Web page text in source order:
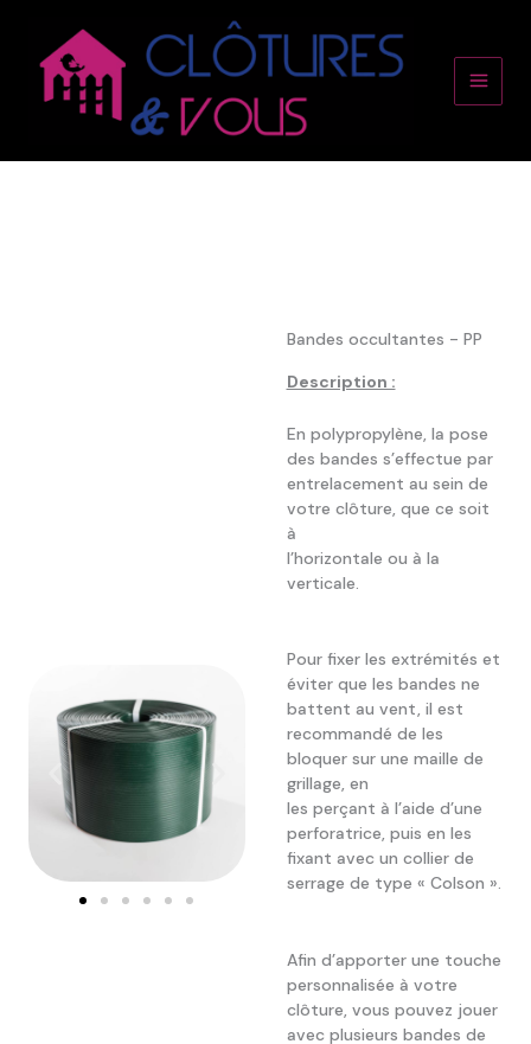
contenu
Menu
Bandes occultantes - PP
Description :
En polypropylène, la pose
des bandes s’effectue par
entrelacement au sein de
votre clôture, que ce soit
à
l’horizontale ou à la
verticale.
Pour fixer les extrémités et
éviter que les bandes ne
battent au vent, il est
recommandé de les
bloquer sur une maille de
grillage, en
les perçant à l’aide d’une
perforatrice, puis en les
fixant avec un collier de
serrage de type « Colson ».
Afin d’apporter une touche
personnalisée à votre
clôture, vous pouvez jouer
avec plusieurs bandes de